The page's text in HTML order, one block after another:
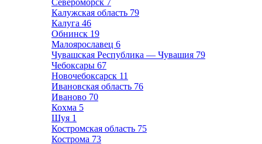
Североморск 7
Калужская область 79
Калуга 46
Обнинск 19
Малоярославец 6
Чувашская Республика — Чувашия 79
Чебоксары 67
Новочебоксарск 11
Ивановская область 76
Иваново 70
Кохма 5
Шуя 1
Костромская область 75
Кострома 73